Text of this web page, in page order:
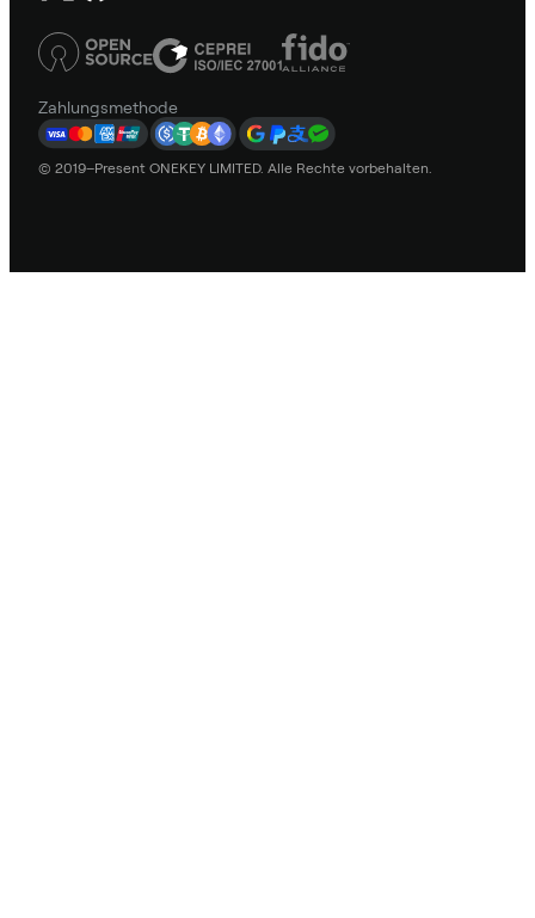
Zahlungsmethode
© 2019–Present ONEKEY LIMITED. Alle Rechte vorbehalten.